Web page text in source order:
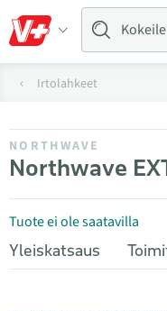
Irtolahkeet
NORTHWAVE
Northwave
Tuote ei ole saatavilla
Yleiskatsaus